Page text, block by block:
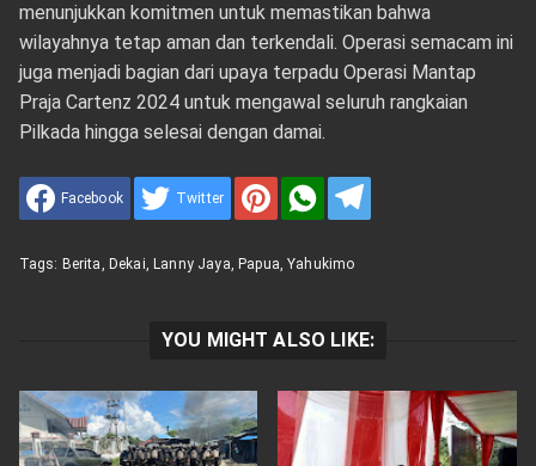
menunjukkan komitmen untuk memastikan bahwa
wilayahnya tetap aman dan terkendali. Operasi semacam ini
juga menjadi bagian dari upaya terpadu Operasi Mantap
Praja Cartenz 2024 untuk mengawal seluruh rangkaian
Pilkada hingga selesai dengan damai.
Facebook Twitter
Tags: Berita, Dekai, Lanny Jaya, Papua,Yahukimo
YOU MIGHT ALSO LIKE: